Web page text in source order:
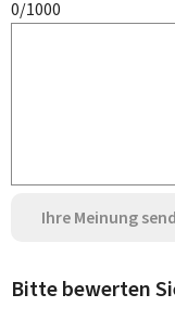
0/1000
Ihre Meinung
Bitte bewerten